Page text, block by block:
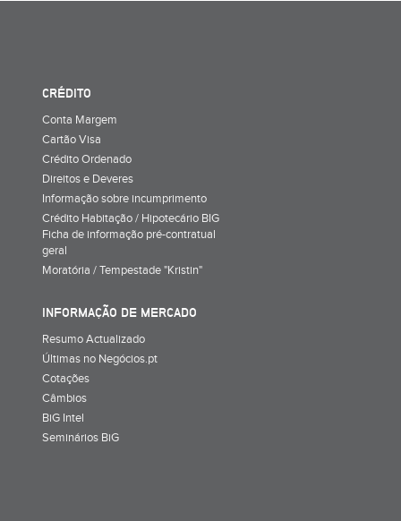
CRÉDITO
Conta Margem
Cartão Visa
Crédito Ordenado
Direitos e Deveres
Informação sobre incumprimento
Crédito Habitação / Hipotecário BIG
Ficha de informação pré-contratual
geral
Moratória / Tempestade "Kristin"
INFORMAÇÃO DE MERCADO
Resumo Actualizado
Últimas no Negócios.pt
Cotações
Câmbios
BiG Intel
Seminários BiG